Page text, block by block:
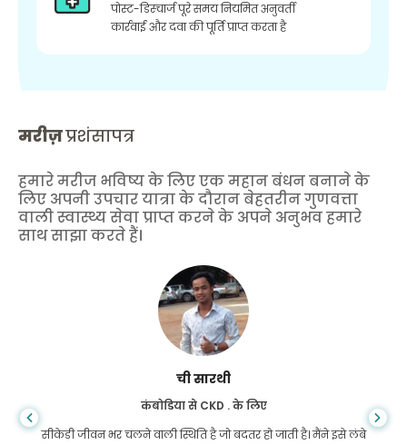
पोस्ट-डिस्चार्ज पूरे समय नियमित अनुवर्ती
कार्रवाई और दवा की पूर्ति प्राप्त करता है
मरीज़प्रशंसापत्र
हमारे मरीज भविष्य के लिए एक महान बंधन बनाने के
लिए अपनी उपचार यात्रा के दौरान बेहतरीन गुणवत्ता
वाली स्वास्थ्य सेवा प्राप्त करने के अपने अनुभव हमारे
साथ साझा करते हैं।
ची सारथी
कंबोडिया से CKD . के लिए
सीकेडी जीवन भर चलने वाली स्थिति है जो बदतर हो जाती है। मैंने इसे लंबे